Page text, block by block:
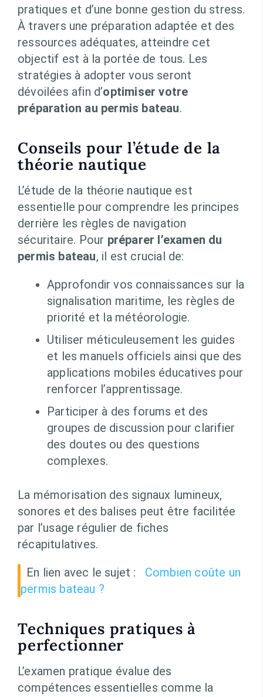
pratiques et d’une bonne gestion du stress.
À travers une préparation adaptée et des
ressources adéquates, atteindre cet
objectif est à la portée de tous. Les
stratégies à adopter vous seront
dévoilées afin d’optimiser votre
préparation au permis bateau.
Conseils pour l’étude de la
théorie nautique
L’étude de la théorie nautique est
essentielle pour comprendre les principes
derrière les règles de navigation
sécuritaire. Pour préparer l’examen du
permis bateau, il est crucial de:
Approfondir vos connaissances sur la
signalisation maritime, les règles de
priorité et la météorologie.
Utiliser méticuleusement les guides
et les manuels officiels ainsi que des
applications mobiles éducatives pour
renforcer l’apprentissage.
Participer à des forums et des
groupes de discussion pour clarifier
des doutes ou des questions
complexes.
La mémorisation des signaux lumineux,
sonores et des balises peut être facilitée
par l’usage régulier de fiches
récapitulatives.
En lien avec le sujet :
Combien coûte un
permis bateau ?
Techniques pratiques à
perfectionner
L’examen pratique évalue des
compétences essentielles comme la